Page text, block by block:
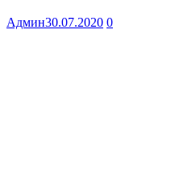
Админ30.07.2020 0